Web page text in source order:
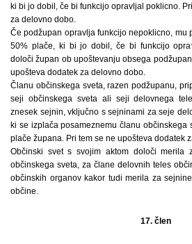
ki bi jo dobil, če bi funkcijo opravljal poklicno.
za delovno dobo.
Če podžupan opravlja funkcijo nepoklicno, mu
50% plače, ki bi jo dobil, če bi funkcijo
določi župan ob upoštevanju obsega
upošteva dodatek za delovno dobo.
Članu občinskega sveta, razen podžupanu,
seji občinskega sveta ali seji delovnega
znesek sejnin, vključno s sejninami za seje
ki se izplača posameznemu članu občinskega
plače župana. Pri tem se ne upošteva dodatek
Občinski svet s svojim aktom določi merila
občinskega sveta, za člane delovnih teles
občinskih organov kakor tudi merila za
občine.
17. člen